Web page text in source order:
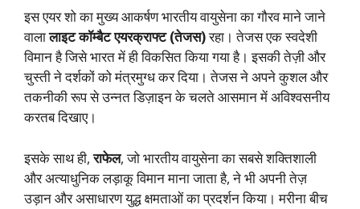
इस एयर शो का मुख्य आकर्षण भारतीय वायुसेना का गौरव माने जाने
वालालाइट कॉम्बैट एयरक्राफ्ट (तेजस)रहा। तेजस एक स्वदेशी
विमान है जिसे भारत में ही विकसित किया गया है। इसकी तेज़ी और
चुस्ती ने दर्शकों को मंत्रमुग्ध कर दिया। तेजस ने अपने कुशल और
तकनीकी रूप से उन्नत डिज़ाइन के चलते आसमान में अविश्वसनीय
करतब दिखाए।
इसके साथ ही,राफेल, जो भारतीय वायुसेना का सबसे शक्तिशाली
और अत्याधुनिक लड़ाकू विमान माना जाता है, ने भी अपनी तेज़
उड़ान और असाधारण युद्ध क्षमताओं का प्रदर्शन किया। मरीना बीच